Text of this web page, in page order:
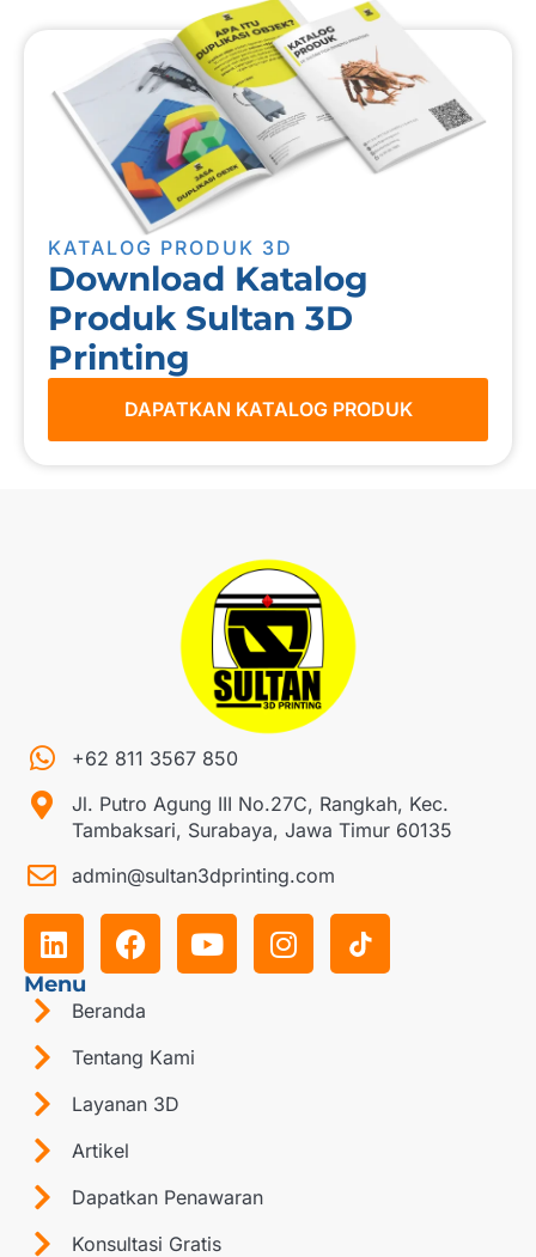
KATALOG PRODUK 3D
Download Katalog
Produk Sultan 3D
Printing
DAPATKAN KATALOG PRODUK
+62 811 3567 850
Jl. Putro Agung III No.27C, Rangkah, Kec.
Tambaksari, Surabaya, Jawa Timur 60135
admin@sultan3dprinting.com
Menu
Beranda
Tentang Kami
Layanan 3D
Artikel
Dapatkan Penawaran
Konsultasi Gratis